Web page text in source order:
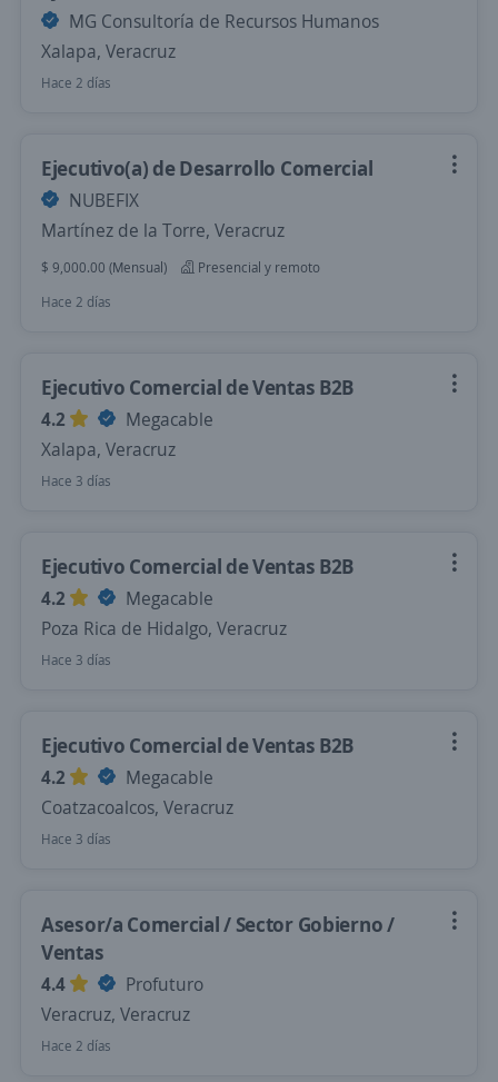
MG Consultoría de Recursos Humanos
Xalapa, Veracruz
Hace 2 días
Ejecutivo(a) de Desarrollo Comercial
NUBEFIX
Martínez de la Torre, Veracruz
$ 9,000.00 (Mensual)
Presencial y remoto
Hace 2 días
Ejecutivo Comercial de Ventas B2B
4.2
Megacable
Xalapa, Veracruz
Hace 3 días
Ejecutivo Comercial de Ventas B2B
4.2
Megacable
Poza Rica de Hidalgo, Veracruz
Hace 3 días
Ejecutivo Comercial de Ventas B2B
4.2
Megacable
Coatzacoalcos, Veracruz
Hace 3 días
Asesor/a Comercial / Sector Gobierno /
Ventas
4.4
Profuturo
Veracruz, Veracruz
Hace 2 días